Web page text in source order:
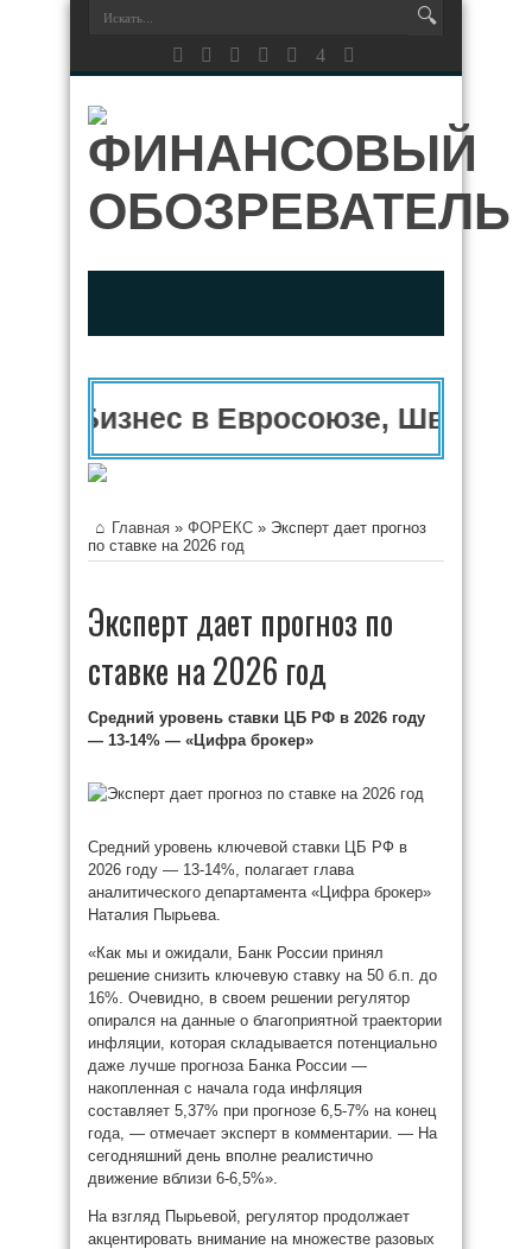
Бизнес в Евросоюзе,
Главная » ФОРЕКС » Эксперт дает прогноз
по ставке на 2026 год
Эксперт дает прогноз по
ставке на 2026 год
Средний уровень ставки ЦБ РФ в 2026 году
— 13-14% — «Цифра брокер»
Средний уровень ключевой ставки ЦБ РФ в
2026 году — 13-14%, полагает глава
аналитического департамента «Цифра брокер»
Наталия Пырьева.
«Как мы и ожидали, Банк России принял
решение снизить ключевую ставку на 50 б.п. до
16%. Очевидно, в своем решении регулятор
опирался на данные о благоприятной траектории
инфляции, которая складывается потенциально
даже лучше прогноза Банка России —
накопленная с начала года инфляция
составляет 5,37% при прогнозе 6,5-7% на конец
года, — отмечает эксперт в комментарии. — На
сегодняшний день вполне реалистично
движение вблизи 6-6,5%».
На взгляд Пырьевой, регулятор продолжает
акцентировать внимание на множестве разовых